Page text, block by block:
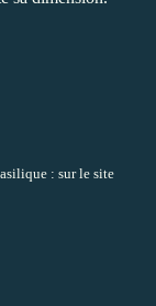
: sur le site